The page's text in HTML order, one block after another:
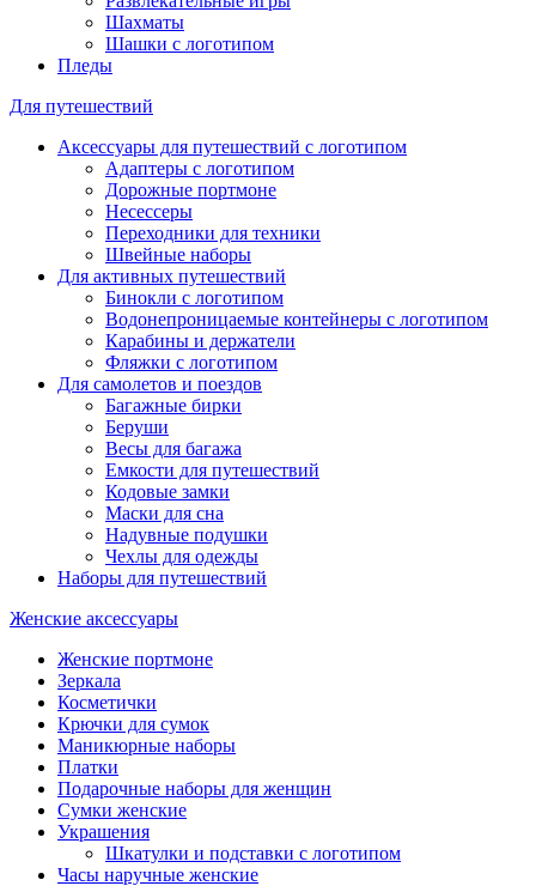
Шахматы
Шашки с логотипом
Пледы
Для путешествий
Аксессуары для путешествий с логотипом
Адаптеры с логотипом
Дорожные портмоне
Несессеры
Переходники для техники
Швейные наборы
Для активных путешествий
Бинокли с логотипом
Водонепроницаемые контейнеры с логотипом
Карабины и держатели
Фляжки с логотипом
Для самолетов и поездов
Багажные бирки
Беруши
Весы для багажа
Емкости для путешествий
Кодовые замки
Маски для сна
Надувные подушки
Чехлы для одежды
Наборы для путешествий
Женские аксессуары
Женские портмоне
Зеркала
Косметички
Крючки для сумок
Маникюрные наборы
Платки
Подарочные наборы для женщин
Сумки женские
Украшения
Шкатулки и подставки с логотипом
Часы наручные женские